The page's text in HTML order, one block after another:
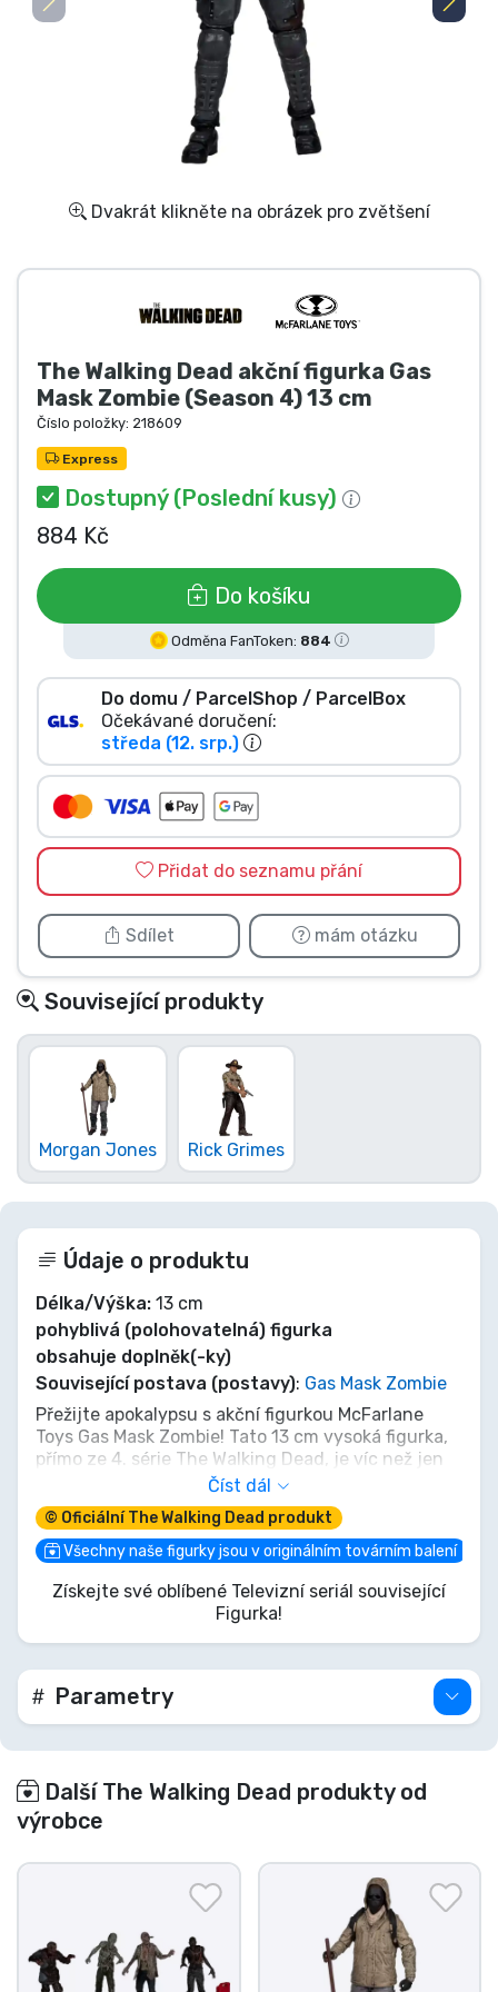
Dvakrát klikněte na obrázek pro zvětšení
The Walking Dead akční figurka Gas
Mask Zombie (Season 4) 13 cm
Číslo položky: 218609
Express
Dostupný (Poslední kusy)
884 Kč
Do košíku
Odměna FanToken: 884
Do domu / ParcelShop / ParcelBox
Očekávané doručení:
středa (12. srp.)
Přidat do seznamu přání
Sdílet mám otázku
Související produkty
Morgan Jones Rick Grimes
Údaje o produktu
Délka/Výška: 13 cm
pohyblivá (polohovatelná) figurka
obsahuje doplněk(-ky)
Související postava (postavy): Gas Mask Zombie
Přežijte apokalypsu s akční figurkou McFarlane
Toys Gas Mask Zombie! Tato 13 cm vysoká figurka,
přímo ze 4. série The Walking Dead, je víc než jen
sběratelský kousek – je to kousek
postapokalyptické historie. Oděný ve své typické
plynové masce a taktické výbavě, je připraven
ploužit se do vaší sbírky. Nenechte si ujít tuto
šanci vlastnit kousek hordy chodců, než bude příliš
pozdě a budete odkázáni sami na sebe!
Číst dál
© Oficiální The Walking Dead produkt
Všechny naše figurky jsou v originálním továrním balení
Získejte své oblíbené Televizní seriál související
Figurka!
Parametry
Další The Walking Dead produkty od
výrobce
Doprava a platba
Úžasné věci
Anime věci
Hráčské věci
Sportovní věci
Hudební věci
Typy produktů